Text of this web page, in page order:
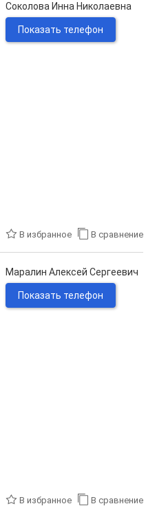
Соколова Инна Николаевна
Показать телефон
В избранное В сравнение
Маралин Алексей Сергеевич
Показать телефон
В избранное В сравнение